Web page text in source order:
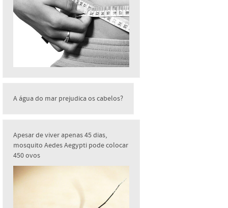
A água do mar prejudica os cabelos?
Apesar de viver apenas 45 dias,
mosquito Aedes Aegypti pode colocar
450 ovos